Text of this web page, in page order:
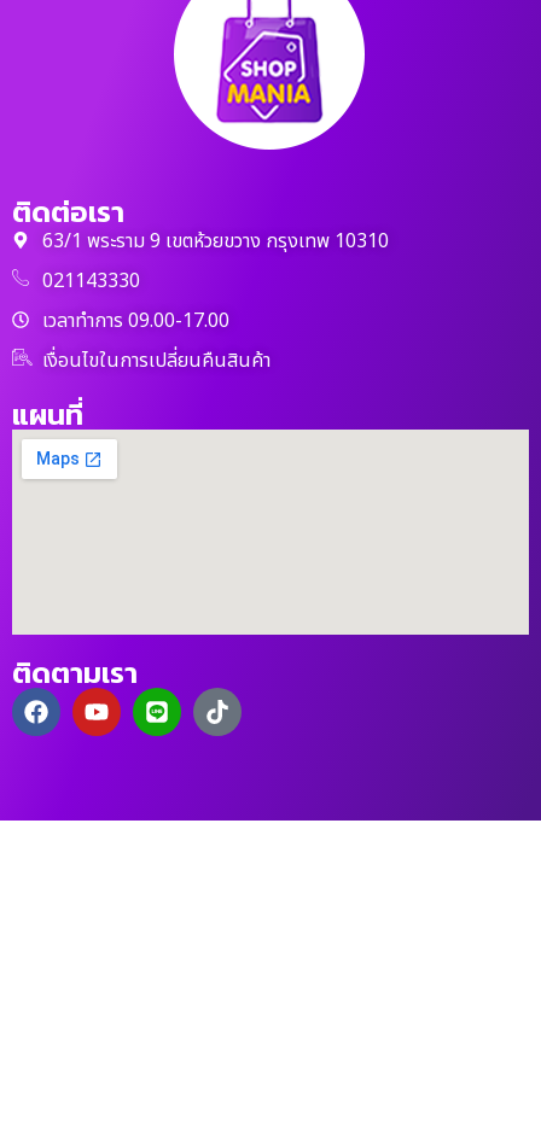
ติดต่อเรา
63/1 พระราม 9 เขตห้วยขวาง กรุงเทพ 10310
021143330
เวลาทำการ 09.00-17.00
เงื่อนไขในการเปลี่ยนคืนสินค้า
แผนที่
ติดตามเรา